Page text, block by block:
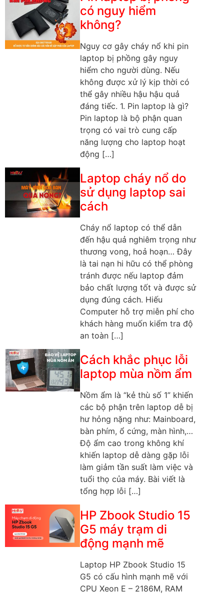
có nguy hiểm
không?
Nguy cơ gây cháy nổ khi pin
laptop bị phồng gây nguy
hiểm cho người dùng. Nếu
không được xử lý kịp thời có
thể gây nhiều hậu hậu quả
đáng tiếc. 1. Pin laptop là gì?
Pin laptop là bộ phận quan
trọng có vai trò cung cấp
năng lượng cho laptop hoạt
động […]
Laptop cháy nổ do
sử dụng laptop sai
cách
Cháy nổ laptop có thể dẫn
đến hậu quả nghiêm trọng như
thương vong, hoả hoạn… Đây
là tai nạn hi hữu có thể phòng
tránh được nếu laptop đảm
bảo chất lượng tốt và được sử
dụng đúng cách. Hiếu
Computer hỗ trợ miễn phí cho
khách hàng muốn kiểm tra độ
an toàn […]
Cách khắc phục lỗi
laptop mùa nồm ẩm
Nồm ẩm là “kẻ thù số 1” khiến
các bộ phận trên laptop dễ bị
hư hỏng nặng như: Mainboard,
bàn phím, ổ cứng, màn hình,…
Độ ẩm cao trong không khí
khiến laptop dễ dàng gặp lỗi
làm giảm tần suất làm việc và
tuổi thọ của máy. Bài viết là
tổng hợp lỗi […]
HP Zbook Studio 15
G5 máy trạm di
động mạnh mẽ
Laptop HP Zbook Studio 15
G5 có cấu hình mạnh mẽ với
CPU Xeon E – 2186M, RAM